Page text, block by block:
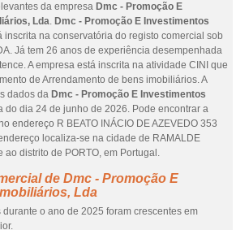
da empresa Dmc - Promoção E
Lda. Dmc - Promoção E Investimentos
inscrita na conservatória do registo comercial sob
Já tem 26 anos de experiência desempenhada
A empresa está inscrita na atividade CINI que
de Arrendamento de bens imobiliários. A
dados da Dmc - Promoção E Investimentos
do dia 24 de junho de 2026. Pode encontrar a
endereço R BEATO INÁCIO DE AZEVEDO 353
localiza-se na cidade de RAMALDE
ao distrito de PORTO, em Portugal.
de Dmc - Promoção E
Lda
o ano de 2025 foram crescentes em